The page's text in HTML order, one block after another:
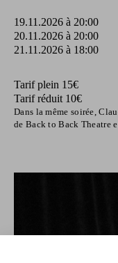
19.11.2026 à 20:00
20.11.2026 à 20:00
21.11.2026 à 18:00
Tarif plein 15€
Tarif réduit 10€
Dans la même soirée,
de Back to Back Theatre